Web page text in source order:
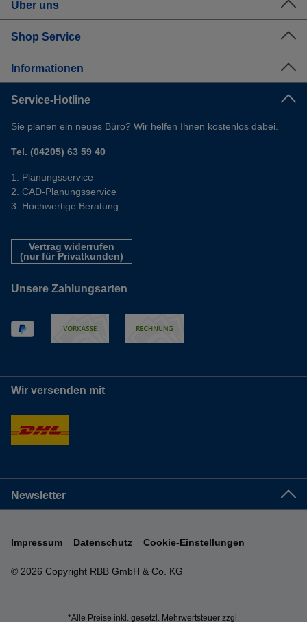
Über uns
Shop Service
Informationen
Service-Hotline
Sie planen ein neues Büro? Wir helfen Ihnen kostenlos dabei.
Tel. (04205) 63 59 40
Planungsservice
CAD-Planungsservice
Hochwertige Beratung
Vertrag widerrufen
(nur für Privatkunden)
Unsere Zahlungsarten
Wir versenden mit
Newsletter
© 2026 Copyright RBB GmbH & Co. KG
Impressum Datenschutz Cookie-Einstellungen
*Alle Preise inkl. gesetzl. Mehrwertsteuer zzgl.